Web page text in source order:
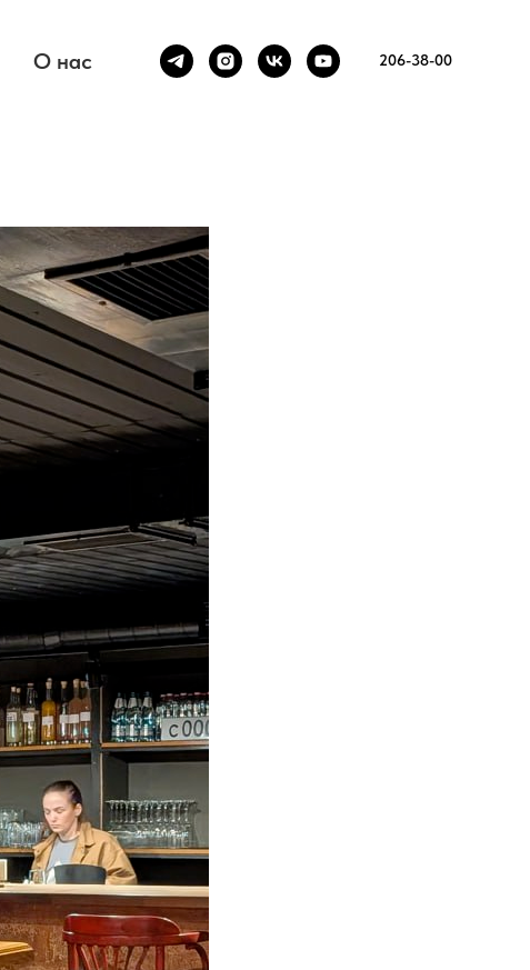
О нас 206-38-00